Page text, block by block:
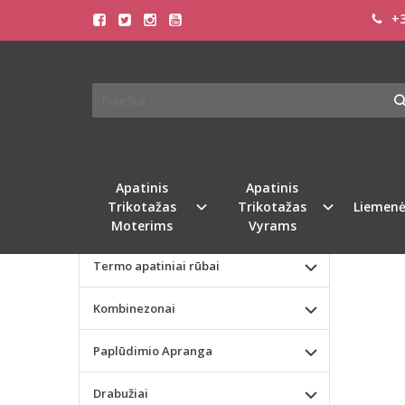
Apatinis
Trikotažas
Moterims
Apatinis
Trikotažas
Vyrams
Valentino dienos dovana
Liemenėlės
Termo apatiniai rūbai
Kombinezonai
Paplūdimio Apranga
Drabužiai